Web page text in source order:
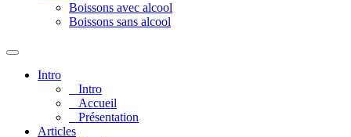
Boissons avec alcool
Boissons sans alcool
Intro
Intro
Accueil
Présentation
Articles